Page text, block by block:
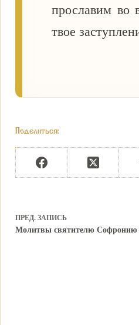
прославим
твое
Поделиться:
ПРЕД. ЗАПИСЬ
Молитвы святителю Софронию